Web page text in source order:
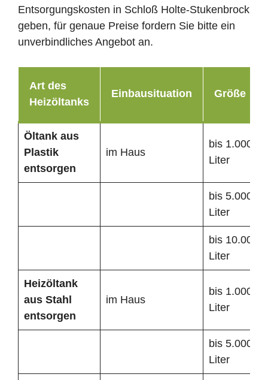
Entsorgungskosten in Schloß Holte-Stukenbrock
geben, für genaue Preise fordern Sie bitte ein
unverbindliches Angebot an.
Art des
Heizöltanks
Einbausituation Größe
Öltank aus
Plastik
entsorgen
im Haus
bis 1.000
Liter
bis 5.000
Liter
bis 10.000
Liter
Heizöltank
aus Stahl
entsorgen
im Haus
bis 1.000
Liter
bis 5.000
Liter